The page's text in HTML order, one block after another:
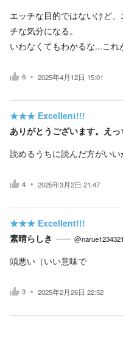
エッチな目的ではないけど
チな気分になる。
いわなくてもわかるな...こ
6 2025年4月12日 15:01
★★★ Excellent!!!
ありがとうございます。えっ
読めるうちに読んだ方がいい
4 2025年3月2日 21:47
★★★ Excellent!!!
素晴らしき
@narue1234321
頭悪い（いい意味で
3 2025年2月26日 22:52